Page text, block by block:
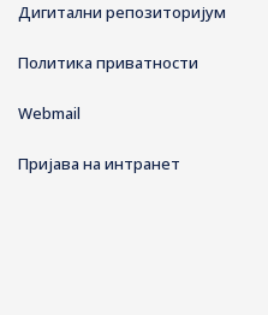
Дигитални репозиторијум
Политика приватности
Webmail
Пријава на интранет